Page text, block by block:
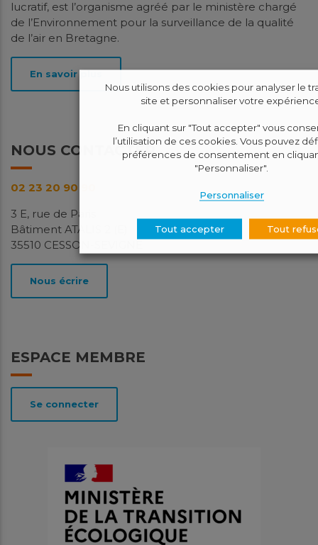
ESPACE MEMBRE
Se connecter
lucratif, est l’organisme agréé par le ministère chargé
de l’Environnement pour la surveillance de la qualité
de l’air en Bretagne.
En savoir plus
NOUS CONTACTER
02 23 20 90 90
3 E, rue de Paris
Bâtiment ATALIS 2 (E)
35510 CESSON-SEVIGNE
Nous écrire
Nous utilisons des cookies pour analyser le
site et personnaliser votre
En cliquant sur "Tout accepter" vous
l’utilisation de ces cookies. Vous pouvez
préférences de consentement en
"Personnaliser".
Personnaliser
Tout accepter Tout